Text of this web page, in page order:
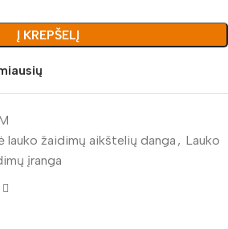
Į KREPŠELĮ
lauko žaidimų aikštelių danga , Lauko
įranga